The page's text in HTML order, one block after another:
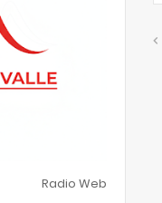
Radio Web